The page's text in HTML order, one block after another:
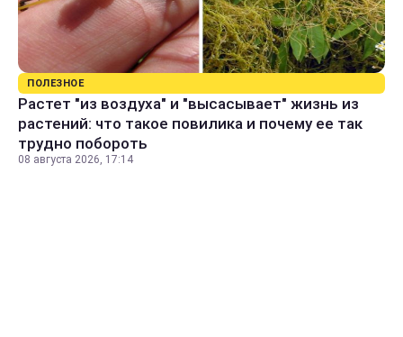
ПОЛЕЗНОЕ
Растет "из воздуха" и "высасывает" жизнь из
растений: что такое повилика и почему ее так
трудно побороть
08 августа 2026, 17:14